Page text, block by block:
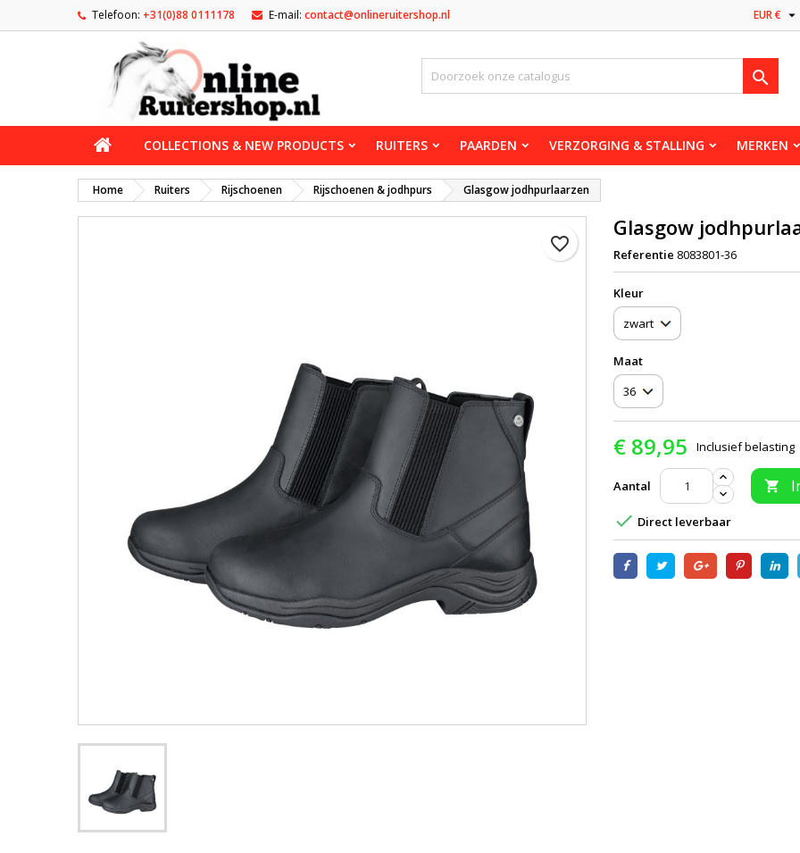
Telefoon: +31(0)88 0111178 E-mail: contact@onlineruitershop.nl EUR € 

COLLECTIONS & NEW PRODUCTS RUITERS PAARDEN VERZORGING & STALLING MERKEN
Home Ruiters Rijschoenen Rijschoenen & jodhpurs Glasgow jodhpurlaarzen
favorite_border
Glasgow
Referentie 8083801-36
Kleur
Maat
€ 89,95 Inclusief belasting
Aantal 
 Direct leverbaar